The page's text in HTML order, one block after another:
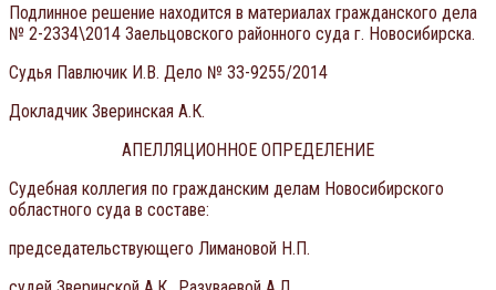
Подлинное решение находится в материалах гражданского дела
№ 2-2334\2014 Заельцовского районного суда г. Новосибирска.
Судья Павлючик И.В. Дело № 33-9255/2014
Докладчик Зверинская А.К.
АПЕЛЛЯЦИОННОЕ ОПРЕДЕЛЕНИЕ
Судебная коллегия по гражданским делам Новосибирского
областного суда в составе:
председательствующего Лимановой Н.П.